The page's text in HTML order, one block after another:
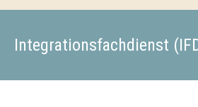
Integrationsfachdienst